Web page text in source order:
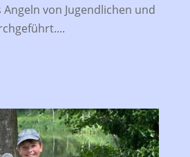
von Jugendlichen und